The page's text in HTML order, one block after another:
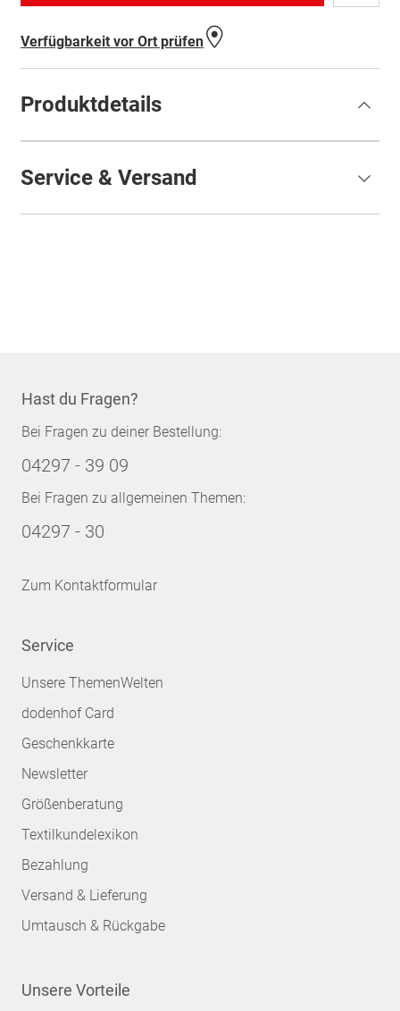
Verfügbarkeit vor Ort prüfen
Produktdetails
Service & Versand
Hast du Fragen?
Bei Fragen zu deiner Bestellung:
04297 - 39 09
Bei Fragen zu allgemeinen Themen:
04297 - 30
Zum Kontaktformular
Service
Unsere ThemenWelten
dodenhof Card
Geschenkkarte
Newsletter
Größenberatung
Textilkundelexikon
Bezahlung
Versand & Lieferung
Umtausch & Rückgabe
Unsere Vorteile